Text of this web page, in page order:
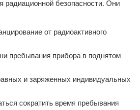
радиационной безопасности. Они
от радиоактивного
пребывания прибора в поднятом
и заряженных индивидуальных
сократить время пребывания